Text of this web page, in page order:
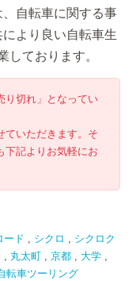
自転車に関する事
より良い自転車生
しております。
り切れ」となってい
ていただきます。そ
下記よりお気軽にお
ード , シクロ , シクロク
, 丸太町 , 京都 , 大学 ,
転車ツーリング